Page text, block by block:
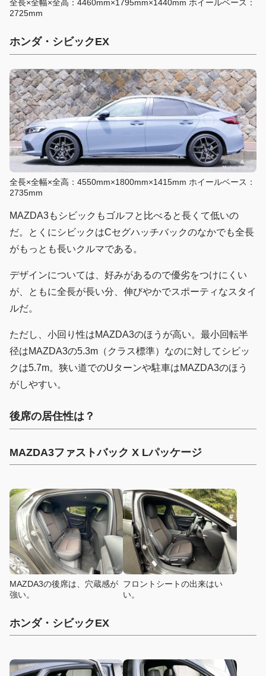
全長×全幅×全高：4460mm×1795mm×1440mm ホイールベース：
2725mm
ホンダ・シビックEX
全長×全幅×全高：4550mm×1800mm×1415mm ホイールベース：
2735mm
MAZDA3もシビックもゴルフと比べると長くて低いの
だ。とくにシビックはCセグハッチバックのなかでも全長
がもっとも長いクルマである。
デザインについては、好みがあるので優劣をつけにくい
が、ともに全長が長い分、伸びやかでスポーティなスタイ
ルだ。
ただし、小回り性はMAZDA3のほうが高い。最小回転半
径はMAZDA3の5.3m（クラス標準）なのに対してシビッ
クは5.7m。狭い道でのUターンや駐車はMAZDA3のほう
がしやすい。
後席の居住性は？
MAZDA3ファストバック X Lパッケージ
MAZDA3の後席は、穴蔵感が
強い。
フロントシートの出来はい
い。
ホンダ・シビックEX